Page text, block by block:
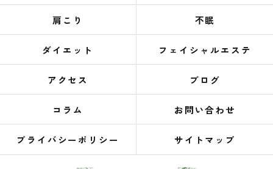
肩こり 不眠
ダイエット フェイシャルエステ
アクセス ブログ
コラム お問い合わせ
プライバシーポリシー サイトマップ